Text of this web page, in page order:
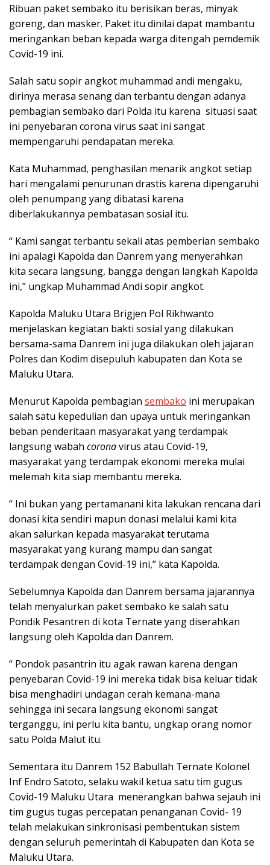
Ribuan paket sembako itu berisikan beras, minyak
goreng, dan masker. Paket itu dinilai dapat mambantu
meringankan beban kepada warga ditengah pemdemik
Covid-19 ini.
Salah satu sopir angkot muhammad andi mengaku,
dirinya merasa senang dan terbantu dengan adanya
pembagian sembako dari Polda itu karena situasi saat
ini penyebaran corona virus saat ini sangat
mempengaruhi pendapatan mereka.
Kata Muhammad, penghasilan menarik angkot setiap
hari mengalami penurunan drastis karena dipengaruhi
oleh penumpang yang dibatasi karena
diberlakukannya pembatasan sosial itu.
“ Kami sangat terbantu sekali atas pemberian sembako
ini apalagi Kapolda dan Danrem yang menyerahkan
kita secara langsung, bangga dengan langkah Kapolda
ini,” ungkap Muhammad Andi sopir angkot.
Kapolda Maluku Utara Brigjen Pol Rikhwanto
menjelaskan kegiatan bakti sosial yang dilakukan
bersama-sama Danrem ini juga dilakukan oleh jajaran
Polres dan Kodim disepuluh kabupaten dan Kota se
Maluku Utara.
Menurut Kapolda pembagian sembako ini merupakan
salah satu kepedulian dan upaya untuk meringankan
beban penderitaan masyarakat yang terdampak
langsung wabah coronavirus atau Covid-19,
masyarakat yang terdampak ekonomi mereka mulai
melemah kita siap membantu mereka.
“ Ini bukan yang pertamanani kita lakukan rencana dari
donasi kita sendiri mapun donasi melalui kami kita
akan salurkan kepada masyarakat terutama
masyarakat yang kurang mampu dan sangat
terdampak dengan Covid-19 ini,” kata Kapolda.
Sebelumnya Kapolda dan Danrem bersama jajarannya
telah menyalurkan paket sembako ke salah satu
Pondik Pesantren di kota Ternate yang diserahkan
langsung oleh Kapolda dan Danrem.
“ Pondok pasantrin itu agak rawan karena dengan
penyebaran Covid-19 ini mereka tidak bisa keluar tidak
bisa menghadiri undagan cerah kemana-mana
sehingga ini secara langsung ekonomi sangat
terganggu, ini perlu kita bantu, ungkap orang nomor
satu Polda Malut itu.
Sementara itu Danrem 152 Babullah Ternate Kolonel
Inf Endro Satoto, selaku wakil ketua satu tim gugus
Covid-19 Maluku Utara menerangkan bahwa sejauh ini
tim gugus tugas percepatan penanganan Covid- 19
telah melakukan sinkronisasi pembentukan sistem
dengan seluruh pemerintah di Kabupaten dan Kota se
Maluku Utara.